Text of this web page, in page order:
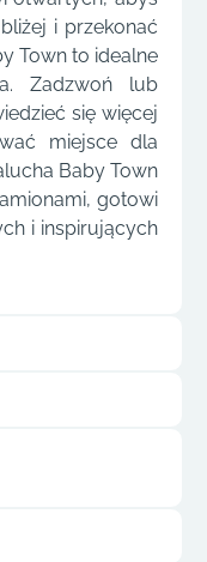
i przekonać
Town to idealne
Zadzwoń lub
się więcej
miejsce dla
Baby Town
gotowi
i inspirujących